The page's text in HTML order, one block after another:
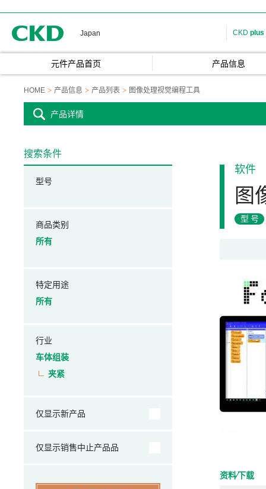
Japan CKD plus
元件产品首页 产品信息
HOME 产品信息 产品列表 图像处理视觉编程工具
产品详情
软件
图
型号
资料⁄下载
搜索条件
型号
商品类别
所有
特定用途
所有
行业
车体组装
夹紧
仅显示新产品
仅显示销售中止产品品